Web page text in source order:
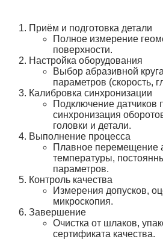
Приём и подготовка детали
Полное измерение
поверхности.
Настройка оборудования
Выбор абразивной
параметров (скорость,
Калибровка синхронизации
Подключение датчиков
синхронизация
головки и детали.
Выполнение процесса
Плавное перемещение
температуры,
параметров.
Контроль качества
Измерения допусков,
микроскопия.
Завершение
Очистка от шлаков,
сертификата качества.